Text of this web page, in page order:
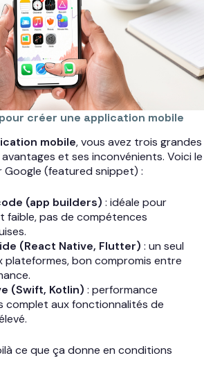
créer une application mobile
mobile, vous avez trois grandes
et ses inconvénients. Voici le
(featured snippet) :
(app builders) : idéale pour
faible, pas de compétences
(React Native, Flutter) : un seul
plateformes, bon compromis entre
(Swift, Kotlin) : performance
complet aux fonctionnalités de
ce que ça donne en conditions